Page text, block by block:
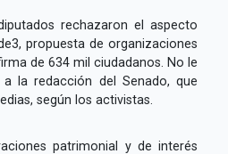
rechazaron el aspecto
propuesta de organizaciones
de 634 mil ciudadanos. No le
la redacción del Senado, que
según los activistas.
patrimonial y de interés